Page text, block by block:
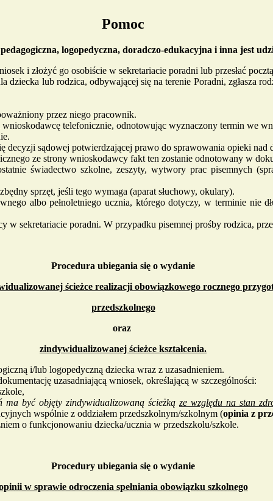
Pomoc
logopedyczna, doradczo-edukacyjna i inna jest
i złożyć go osobiście w sekretariacie poradni lub przesłać
lub rodzica, odbywającej się na terenie Poradni, zgłasza
przez niego pracownik.
telefonicznie, odnotowując wyznaczony termin we
decyzji sądowej potwierdzającej prawo do sprawowania opieki nad
ze strony wnioskodawcy fakt ten zostanie odnotowany w
świadectwo szkolne, zeszyty, wytwory prac pisemnych
sprzęt, jeśli tego wymaga (aparat słuchowy, okulary).
albo pełnoletniego ucznia, którego dotyczy, w terminie nie
w sekretariacie poradni. W przypadku pisemnej prośby rodzica,
Procedura ubiegania się o wydanie
ścieżce realizacji obowiązkowego rocznego
przedszkolnego
oraz
zindywidualizowanej ścieżce kształcenia.
i/lub logopedyczną dziecka wraz z uzasadnieniem.
uzasadniającą wniosek, określającą w szczególności:
ma być objęty zindywidualizowaną ścieżką ze względu na stan
wspólnie z oddziałem przedszkolnym/szkolnym (opinia z
o funkcjonowaniu dziecka/ucznia w przedszkolu/szkole.
Procedury ubiegania się o wydanie
w sprawie odroczenia spełniania obowiązku szkolnego